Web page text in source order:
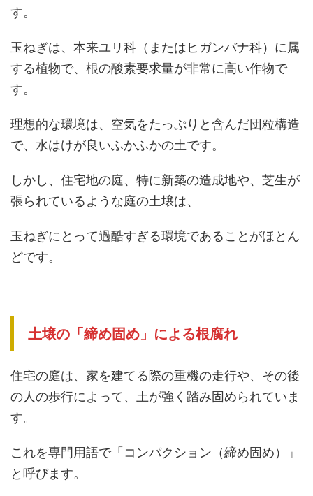
す。
玉ねぎは、本来ユリ科（またはヒガンバナ科）に属
する植物で、根の酸素要求量が非常に高い作物で
す。
理想的な環境は、空気をたっぷりと含んだ団粒構造
で、水はけが良いふかふかの土です。
しかし、住宅地の庭、特に新築の造成地や、芝生が
張られているような庭の土壌は、
玉ねぎにとって過酷すぎる環境であることがほとん
どです。
土壌の「締め固め」による根腐れ
住宅の庭は、家を建てる際の重機の走行や、その後
の人の歩行によって、土が強く踏み固められていま
す。
これを専門用語で「コンパクション（締め固め）」
と呼びます。